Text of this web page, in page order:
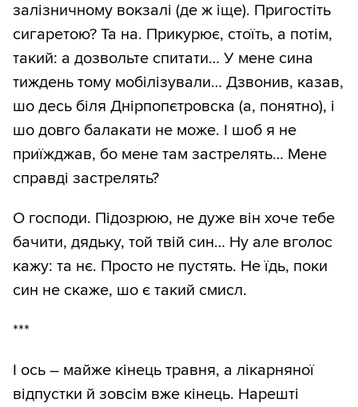
залізничному вокзалі (де ж іще). Пригостіть
сигаретою? Та на. Прикурює, стоїть, а потім,
такий: а дозвольте спитати… У мене сина
тиждень тому мобілізували… Дзвонив, казав,
шо десь біля Днірпопєтровска (а, понятно), і
шо довго балакати не може. І шоб я не
приїжджав, бо мене там застрелять… Мене
справді застрелять?
О господи. Підозрюю, не дуже він хоче тебе
бачити, дядьку, той твій син… Ну але вголос
кажу: та нє. Просто не пустять. Не їдь, поки
син не скаже, шо є такий смисл.
***
І ось – майже кінець травня, а лікарняної
відпустки й зовсім вже кінець. Нарешті